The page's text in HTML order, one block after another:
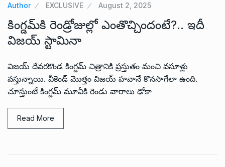
Author EXCLUSIVE August 2, 2025
కింగ్డమ్‌కి రెండ్రోజుల్లో ఎంతొచ్చిందంటే?.. ఇదీ
విజయ్ స్టామినా
విజయ్ దేవరకొండ కింగ్డమ్ చిత్రానికి ప్రస్తుతం మంచి వసూళ్లు
వస్తున్నాయి. వీకెండ్ మొత్తం విజయ్ హవానే కొనసాగేలా ఉంది.
చూస్తుంటే కింగ్డమ్ మూవీకి రెండు వారాలు ఢోకా
Read More